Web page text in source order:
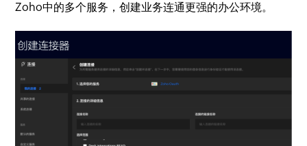
Zoho中的多个服务，创建业务连通更强的办公环境。